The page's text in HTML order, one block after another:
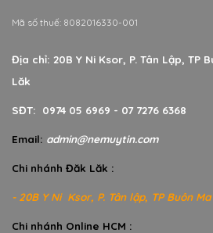
Mã số thuế: 8082016330-001
Địa chỉ: 20B Y Ni Ksor, P. Tân Lập, TP
Lăk
SĐT: 0974 05 6969 - 07 7276 6368
Email: admin@nemuytin.com
Chi nhánh Đăk Lăk :
- 20B Y Ni Ksor, P. Tân lập, TP Buôn
Chi nhánh Online HCM :